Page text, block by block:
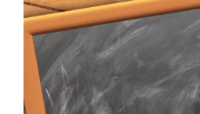
View
Larger
Image